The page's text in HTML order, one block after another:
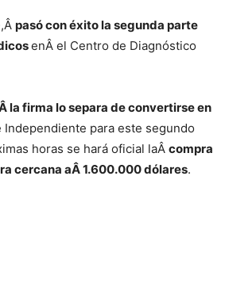
pasó con éxito la segunda parte
enÂ el Centro de Diagnóstico
la firma lo separa de convertirse en
Independiente para este segundo
horas se hará oficial laÂ compra
cercana aÂ 1.600.000 dólares.